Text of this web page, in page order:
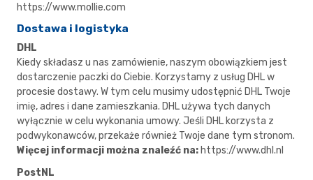
https://www.mollie.com
Dostawa i logistyka
DHL
Kiedy składasz u nas zamówienie, naszym obowiązkiem jest
dostarczenie paczki do Ciebie. Korzystamy z usług DHL w
procesie dostawy. W tym celu musimy udostępnić DHL Twoje
imię, adres i dane zamieszkania. DHL używa tych danych
wyłącznie w celu wykonania umowy. Jeśli DHL korzysta z
podwykonawców, przekaże również Twoje dane tym stronom.
Więcej informacji można znaleźć na: https://www.dhl.nl
PostNL